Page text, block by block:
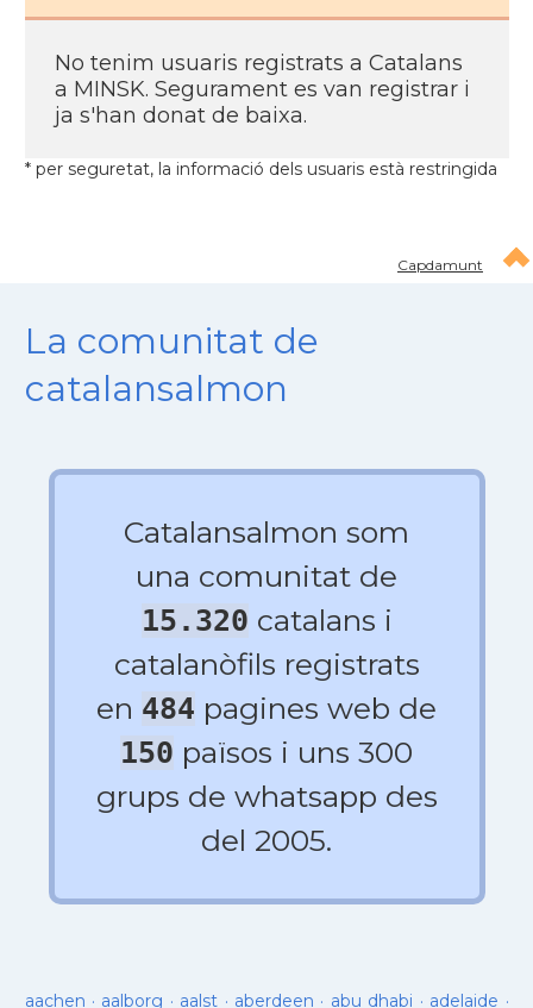
No tenim usuaris registrats a Catalans
a MINSK. Segurament es van registrar i
ja s'han donat de baixa.
* per seguretat, la informació dels usuaris està restringida
Capdamunt
La comunitat de
catalansalmon
Catalansalmon som
una comunitat de
15.320 catalans i
catalanòfils registrats
en 484 pagines web de
150 països i uns 300
grups de whatsapp des
del 2005.
aachen · aalborg · aalst · aberdeen · abu dhabi · adelaide ·